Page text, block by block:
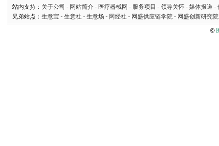
站内支持： 关于公司 - 网站简介 - 医疗器械网 - 服务项目 - 领导关怀 - 媒体报道 -
兄弟站点： 生意宝 - 生意社 - 生意场 - 网经社 - 网盛供应链学院 - 网盛创新研究院
©